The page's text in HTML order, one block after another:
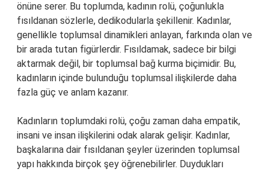
önüne serer. Bu toplumda, kadının rolü, çoğunlukla
fısıldanan sözlerle, dedikodularla şekillenir. Kadınlar,
genellikle toplumsal dinamikleri anlayan, farkında olan ve
bir arada tutan figürlerdir. Fısıldamak, sadece bir bilgi
aktarmak değil, bir toplumsal bağ kurma biçimidir. Bu,
kadınların içinde bulunduğu toplumsal ilişkilerde daha
fazla güç ve anlam kazanır.
Kadınların toplumdaki rolü, çoğu zaman daha empatik,
insani ve insan ilişkilerini odak alarak gelişir. Kadınlar,
başkalarına dair fısıldanan şeyler üzerinden toplumsal
yapı hakkında birçok şey öğrenebilirler. Duydukları